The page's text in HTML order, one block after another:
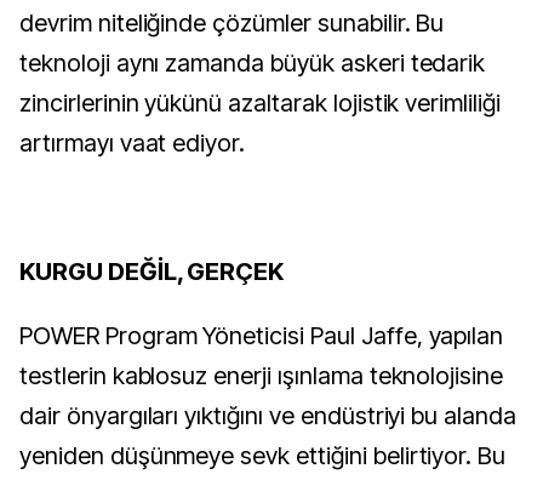
devrim niteliğinde çözümler sunabilir. Bu
teknoloji aynı zamanda büyük askeri tedarik
zincirlerinin yükünü azaltarak lojistik verimliliği
artırmayı vaat ediyor.
KURGU DEĞİL, GERÇEK
POWER Program Yöneticisi Paul Jaffe, yapılan
testlerin kablosuz enerji ışınlama teknolojisine
dair önyargıları yıktığını ve endüstriyi bu alanda
yeniden düşünmeye sevk ettiğini belirtiyor. Bu